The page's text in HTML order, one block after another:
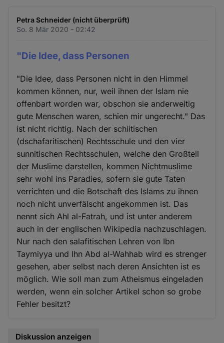
Petra Schneider (nicht überprüft)
So. 8 Mär 2020 - 02:42
"Die Idee, dass Personen
"Die Idee, dass Personen nicht in den Himmel
kommen können, nur, weil ihnen der Islam nie
offenbart worden war, obschon sie anderweitig
gute Menschen waren, schien mir ungerecht." Das
ist nicht richtig. Nach der schiitischen
(dschafaritischen) Rechtsschule und den vier
sunnitischen Rechtsschulen, welche den Großteil
der Muslime darstellen, kommen Nichtmuslime
sehr wohl ins Paradies, sofern sie gute Taten
verrichten und die Botschaft des Islams zu ihnen
noch nicht unverfälscht angekommen ist. Das
nennt sich Ahl al-Fatrah, und ist unter anderem
auch in der englischen Wikipedia nachzuschlagen.
Nur nach den salafitischen Lehren von Ibn
Taymiyya und Ihn Abd al-Wahhab wird es strenger
gesehen, aber selbst nach deren Ansichten ist es
möglich. Wie soll man zum Atheismus eingeladen
werden, wenn ein solcher Artikel schon so grobe
Fehler besitzt?
Diskussion anzeigen